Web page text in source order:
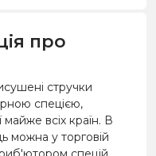
про
стручки
спецією,
майже всіх країн. В
можна у торговій